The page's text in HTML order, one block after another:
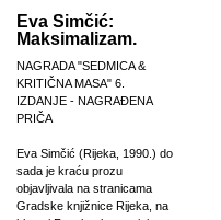
Eva Simčić:
Maksimalizam.
NAGRADA "SEDMICA &
KRITIČNA MASA" 6.
IZDANJE - NAGRAĐENA
PRIČA
Eva Simčić (Rijeka, 1990.) do
sada je kraću prozu
objavljivala na stranicama
Gradske knjižnice Rijeka, na